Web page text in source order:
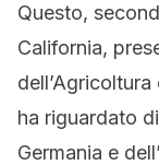
Questo,
California,
ha riguardato
Germania e